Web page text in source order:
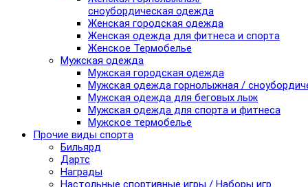
сноубордическая одежда
Женская городская одежда
Женская одежда для фитнеса и спорта
Женское Термобелье
Мужская одежда
Мужская городская одежда
Мужская одежда горнолыжная /
Мужская одежда для беговых лыж
Мужская одежда для спорта и фитнеса
Мужское термобелье
Прочие виды спорта
Бильярд
Дартс
Награды
Настольные спортивные игры / Наборы игр